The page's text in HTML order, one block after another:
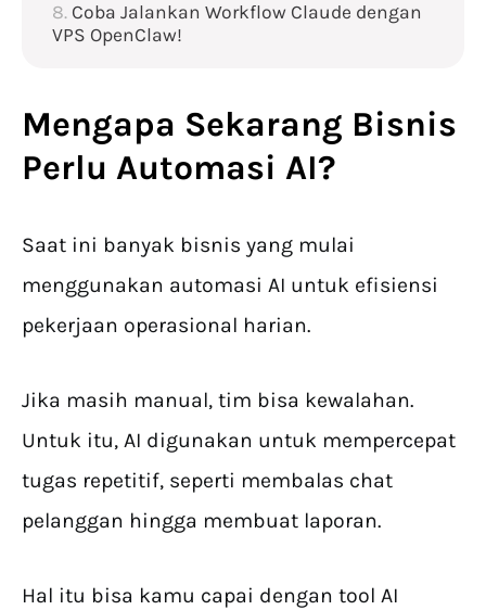
Coba Jalankan Workflow Claude dengan
VPS OpenClaw!
Mengapa Sekarang Bisnis
Perlu Automasi AI?
Saat ini banyak bisnis yang mulai
menggunakan automasi AI untuk efisiensi
pekerjaan operasional harian.
Jika masih manual, tim bisa kewalahan.
Untuk itu, AI digunakan untuk mempercepat
tugas repetitif, seperti membalas chat
pelanggan hingga membuat laporan.
Hal itu bisa kamu capai dengan tool AI